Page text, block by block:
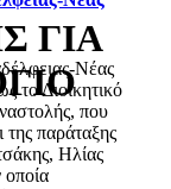
Νέας
το Διοικητικό
που
της παράταξης
Ηλίας
ΓΙΑ